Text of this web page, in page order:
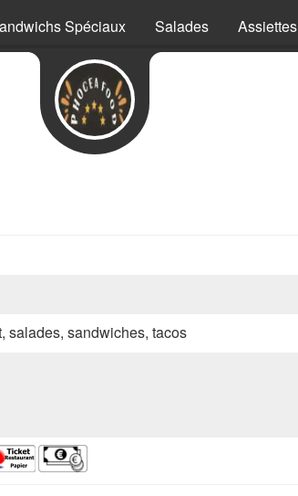
Spéciaux Salades Assiettes
salades, sandwiches, tacos